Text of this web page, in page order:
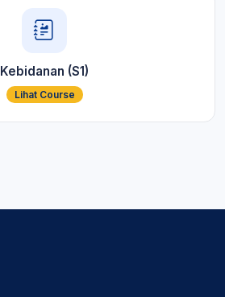
Kebidanan (S1)
Lihat Course